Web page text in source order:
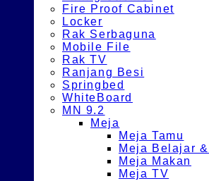
Fire Proof Cabinet
Locker
Rak Serbaguna
Mobile File
Rak TV
Ranjang Besi
Springbed
WhiteBoard
MN 9.2
Meja
Meja Tamu
Meja Belajar
Meja Makan
Meja TV